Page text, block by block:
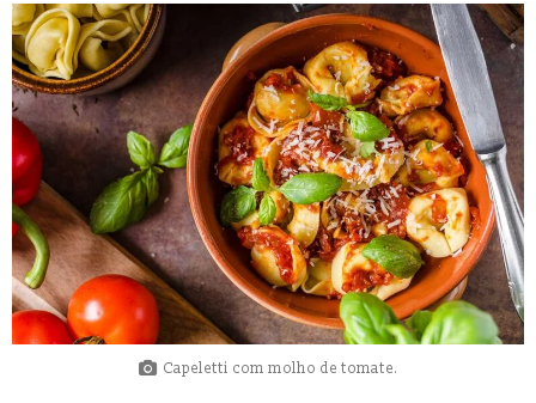
Capeletti com molho de tomate.